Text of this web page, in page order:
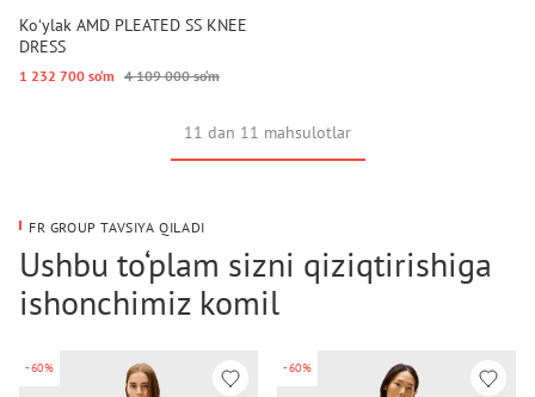
Koʻylak AMD PLEATED SS KNEE
DRESS
1 232 700 so‘m 4 109 000 so‘m
11 dan 11 mahsulotlar
FR GROUP TAVSIYA QILADI
Ushbu to‘plam sizni qiziqtirishiga
ishonchimiz komil
-60% -60%